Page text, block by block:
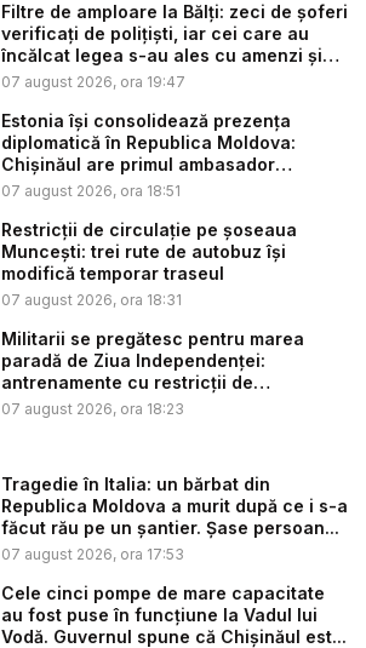
Filtre de amploare la Bălți: zeci de șoferi
verificați de polițiști, iar cei care au
încălcat legea s-au ales cu amenzi și
s...
07 august 2026, ora 19:47
Estonia își consolidează prezența
diplomatică în Republica Moldova:
Chișinăul are primul ambasador
estonia...
07 august 2026, ora 18:51
Restricții de circulație pe șoseaua
Muncești: trei rute de autobuz își
modifică temporar traseul
07 august 2026, ora 18:31
Militarii se pregătesc pentru marea
paradă de Ziua Independenței:
antrenamente cu restricții de
circulație...
07 august 2026, ora 18:23
Tragedie în Italia: un bărbat din
Republica Moldova a murit după ce i s-a
făcut rău pe un șantier. Șase persoan...
07 august 2026, ora 17:53
Cele cinci pompe de mare capacitate
au fost puse în funcțiune la Vadul lui
Vodă. Guvernul spune că Chișinăul est...